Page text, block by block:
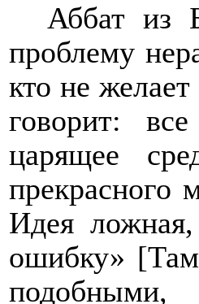
Аббат из
проблему
кто не
говорит:
царящее
прекрасного
Идея
ошибку»
подобными,